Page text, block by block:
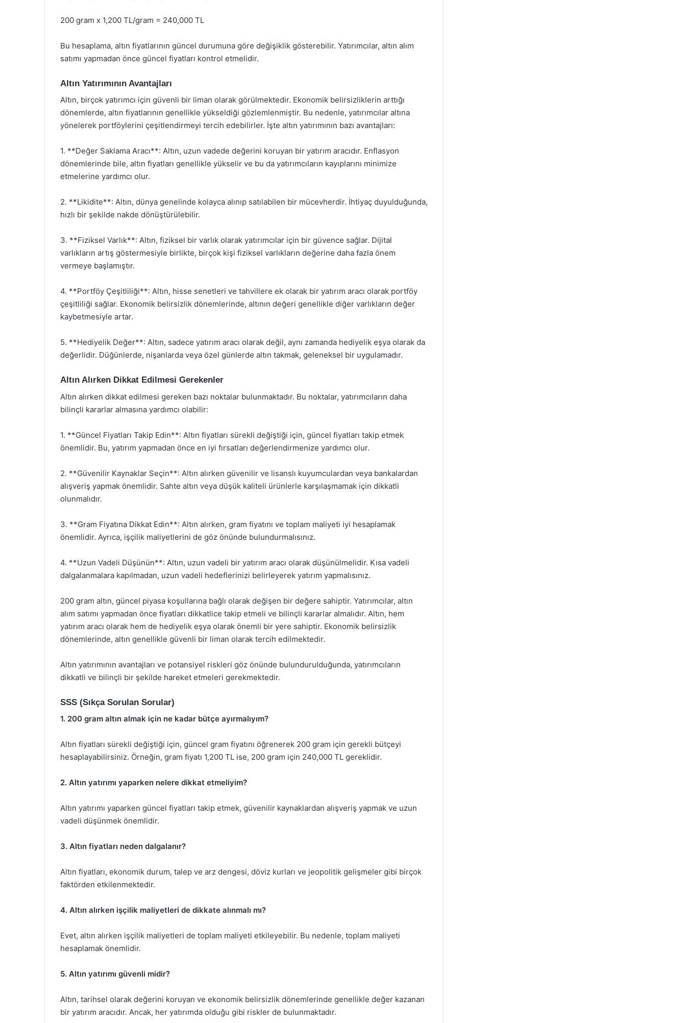
200 gram x 1,200 TL/gram = 240,000 TL
Bu hesaplama, altın fiyatlarının güncel durumuna göre değişiklik gösterebilir. Yatırımcılar, altın alım
satımı yapmadan önce güncel fiyatları kontrol etmelidir.
Altın Yatırımının Avantajları
Altın, birçok yatırımcı için güvenli bir liman olarak görülmektedir. Ekonomik belirsizliklerin arttığı
dönemlerde, altın fiyatlarının genellikle yükseldiği gözlemlenmiştir. Bu nedenle, yatırımcılar altına
yönelerek portföylerini çeşitlendirmeyi tercih edebilirler. İşte altın yatırımının bazı avantajları:
1. **Değer Saklama Aracı**: Altın, uzun vadede değerini koruyan bir yatırım aracıdır. Enflasyon
dönemlerinde bile, altın fiyatları genellikle yükselir ve bu da yatırımcıların kayıplarını minimize
etmelerine yardımcı olur.
2. **Likidite**: Altın, dünya genelinde kolayca alınıp satılabilen bir mücevherdir. İhtiyaç duyulduğunda,
hızlı bir şekilde nakde dönüştürülebilir.
3. **Fiziksel Varlık**: Altın, fiziksel bir varlık olarak yatırımcılar için bir güvence sağlar. Dijital
varlıkların artış göstermesiyle birlikte, birçok kişi fiziksel varlıkların değerine daha fazla önem
vermeye başlamıştır.
4. **Portföy Çeşitliliği**: Altın, hisse senetleri ve tahvillere ek olarak bir yatırım aracı olarak portföy
çeşitliliği sağlar. Ekonomik belirsizlik dönemlerinde, altının değeri genellikle diğer varlıkların değer
kaybetmesiyle artar.
5. **Hediyelik Değer**: Altın, sadece yatırım aracı olarak değil, aynı zamanda hediyelik eşya olarak da
değerlidir. Düğünlerde, nişanlarda veya özel günlerde altın takmak, geleneksel bir uygulamadır.
Altın Alırken Dikkat Edilmesi Gerekenler
Altın alırken dikkat edilmesi gereken bazı noktalar bulunmaktadır. Bu noktalar, yatırımcıların daha
bilinçli kararlar almasına yardımcı olabilir:
1. **Güncel Fiyatları Takip Edin**: Altın fiyatları sürekli değiştiği için, güncel fiyatları takip etmek
önemlidir. Bu, yatırım yapmadan önce en iyi fırsatları değerlendirmenize yardımcı olur.
2. **Güvenilir Kaynaklar Seçin**: Altın alırken güvenilir ve lisanslı kuyumculardan veya bankalardan
alışveriş yapmak önemlidir. Sahte altın veya düşük kaliteli ürünlerle karşılaşmamak için dikkatli
olunmalıdır.
3. **Gram Fiyatına Dikkat Edin**: Altın alırken, gram fiyatını ve toplam maliyeti iyi hesaplamak
önemlidir. Ayrıca, işçilik maliyetlerini de göz önünde bulundurmalısınız.
4. **Uzun Vadeli Düşünün**: Altın, uzun vadeli bir yatırım aracı olarak düşünülmelidir. Kısa vadeli
dalgalanmalara kapılmadan, uzun vadeli hedeflerinizi belirleyerek yatırım yapmalısınız.
200 gram altın, güncel piyasa koşullarına bağlı olarak değişen bir değere sahiptir. Yatırımcılar, altın
alım satımı yapmadan önce fiyatları dikkatlice takip etmeli ve bilinçli kararlar almalıdır. Altın, hem
yatırım aracı olarak hem de hediyelik eşya olarak önemli bir yere sahiptir. Ekonomik belirsizlik
dönemlerinde, altın genellikle güvenli bir liman olarak tercih edilmektedir.
Altın yatırımının avantajları ve potansiyel riskleri göz önünde bulundurulduğunda, yatırımcıların
dikkatli ve bilinçli bir şekilde hareket etmeleri gerekmektedir.
SSS (Sıkça Sorulan Sorular)
1. 200 gram altın almak için ne kadar bütçe ayırmalıyım?
Altın fiyatları sürekli değiştiği için, güncel gram fiyatını öğrenerek 200 gram için gerekli bütçeyi
hesaplayabilirsiniz. Örneğin, gram fiyatı 1,200 TL ise, 200 gram için 240,000 TL gereklidir.
2. Altın yatırımı yaparken nelere dikkat etmeliyim?
Altın yatırımı yaparken güncel fiyatları takip etmek, güvenilir kaynaklardan alışveriş yapmak ve uzun
vadeli düşünmek önemlidir.
3. Altın fiyatları neden dalgalanır?
Altın fiyatları, ekonomik durum, talep ve arz dengesi, döviz kurları ve jeopolitik gelişmeler gibi birçok
faktörden etkilenmektedir.
4. Altın alırken işçilik maliyetleri de dikkate alınmalı mı?
Evet, altın alırken işçilik maliyetleri de toplam maliyeti etkileyebilir. Bu nedenle, toplam maliyeti
hesaplamak önemlidir.
5. Altın yatırımı güvenli midir?
Altın, tarihsel olarak değerini koruyan ve ekonomik belirsizlik dönemlerinde genellikle değer kazanan
bir yatırım aracıdır. Ancak, her yatırımda olduğu gibi riskler de bulunmaktadır.